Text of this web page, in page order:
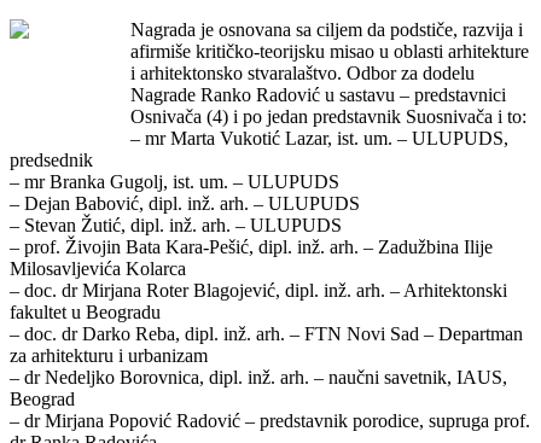
Nagrada je osnovana sa ciljem da podstiče, razvija i
afirmiše kritičko-teorijsku misao u oblasti arhitekture
i arhitektonsko stvaralaštvo. Odbor za dodelu
Nagrade Ranko Radović u sastavu – predstavnici
Osnivača (4) i po jedan predstavnik Suosnivača i to:
– mr Marta Vukotić Lazar, ist. um. – ULUPUDS,
predsednik
– mr Branka Gugolj, ist. um. – ULUPUDS
– Dejan Babović, dipl. inž. arh. – ULUPUDS
– Stevan Žutić, dipl. inž. arh. – ULUPUDS
– prof. Živojin Bata Kara-Pešić, dipl. inž. arh. – Zadužbina Ilije
Milosavljevića Kolarca
– doc. dr Mirjana Roter Blagojević, dipl. inž. arh. – Arhitektonski
fakultet u Beogradu
– doc. dr Darko Reba, dipl. inž. arh. – FTN Novi Sad – Departman
za arhitekturu i urbanizam
– dr Nedeljko Borovnica, dipl. inž. arh. – naučni savetnik, IAUS,
Beograd
– dr Mirjana Popović Radović – predstavnik porodice, supruga prof.